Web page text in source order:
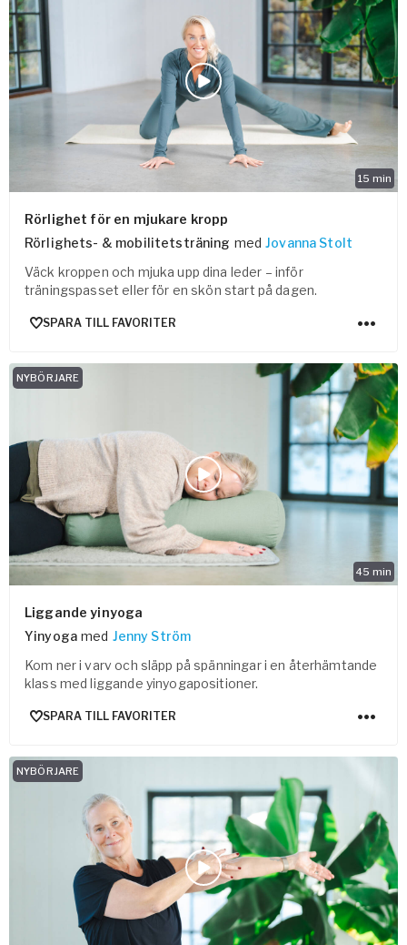
15 min
Rörlighet för en mjukare kropp
Rörlighets- & mobilitetsträning med Jovanna Stolt
Väck kroppen och mjuka upp dina leder – inför
träningspasset eller för en skön start på dagen.
SPARA TILL FAVORITER
45 min
NYBÖRJARE
Liggande yinyoga
Yinyoga med Jenny Ström
Kom ner i varv och släpp på spänningar i en återhämtande
klass med liggande yinyogapositioner.
SPARA TILL FAVORITER
NYBÖRJARE